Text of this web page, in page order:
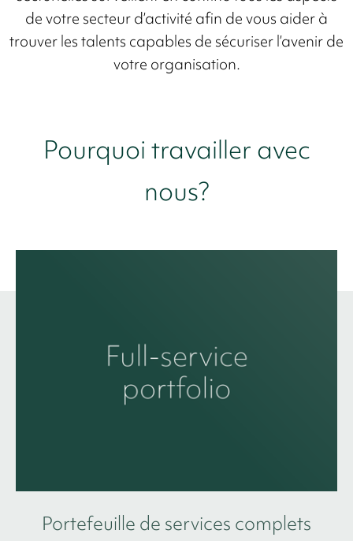
de votre secteur d’activité afin de vous aider à
trouver les talents capables de sécuriser l’avenir de
votre organisation.
Pourquoi travailler avec
nous?
Portefeuille de services complets